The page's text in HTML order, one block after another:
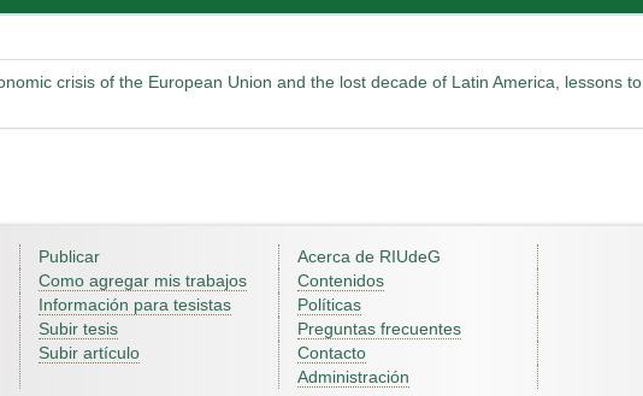
crisis of the European Union and the lost decade of Latin America, lessons to
Publicar
Como agregar mis trabajos
Información para tesistas
Subir tesis
Subir artículo
Acerca de RIUdeG
Contenidos
Políticas
Preguntas frecuentes
Contacto
Administración